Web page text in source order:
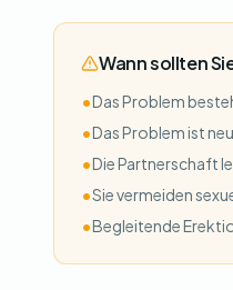
Wann sollten
•Das Problem
•Das Problem ist
•Die Partnerschaft
•Sie vermeiden
•Begleitende